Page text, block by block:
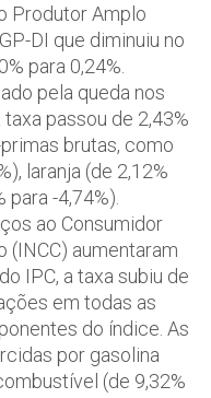
Produtor Amplo
DI que diminuiu no
para 0,24%.
pela queda nos
passou de 2,43%
brutas, como
laranja (de 2,12%
para -4,74%).
ao Consumidor
(INCC) aumentaram
IPC, a taxa subiu de
em todas as
do índice. As
por gasolina
(de 9,32%